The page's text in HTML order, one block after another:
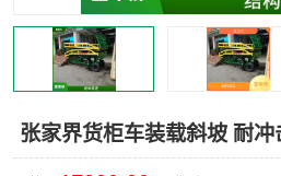
张家界货柜车装载斜坡 耐冲